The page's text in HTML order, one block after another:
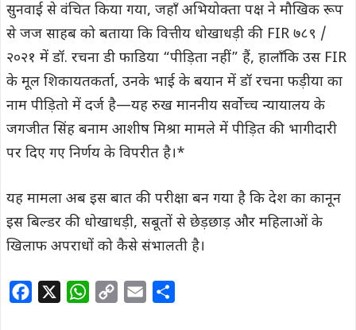
सुनवाई से वंचित किया गया, जहाँ अभियोक्ता पक्ष ने मौखिक रूप
से जज साहब को बताया कि वित्तीय धोखाधड़ी की FIR ७८९ /
२०२१ में डॉ. रचना डी फाडिया “पीड़िता नहीं” हैं, हालाँकि उस FIR
के मूल शिकायतकर्ता, उनके भाई के बयान में डॉ रचना फड़ीया का
नाम पीड़ितो में दर्ज है—यह रुख माननीय सर्वोच्च न्यायालय के
जगजीत सिंह बनाम आशीष मिश्रा मामले में पीड़ित की भागीदारी
पर दिए गए निर्णय के विपरीत है।*
यह मामला अब इस बात की परीक्षा बन गया है कि देश का कानून
इस बिल्डर की धोखाधड़ी, सबूतों से छेड़छाड़ और महिलाओं के
खिलाफ अपराधों को कैसे संभालती है।
W